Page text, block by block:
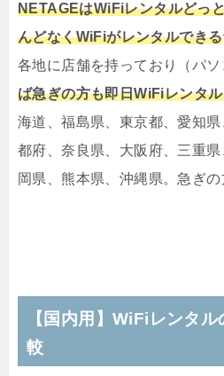
NETAGEはWiFiレンタルどっ
んどなくWiFiがレンタルできる
各地に店舗を持っており（パソ
ば急ぎの方も即日WiFiレンタ
海道、福島県、東京都、愛知
都府、奈良県、大阪府、三重
岡県、熊本県、沖縄県。急ぎの
【国内用】WiFiレンタ
較